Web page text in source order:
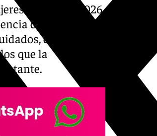
(59,1%) y 28.026
confirma la
el comercio,
que la